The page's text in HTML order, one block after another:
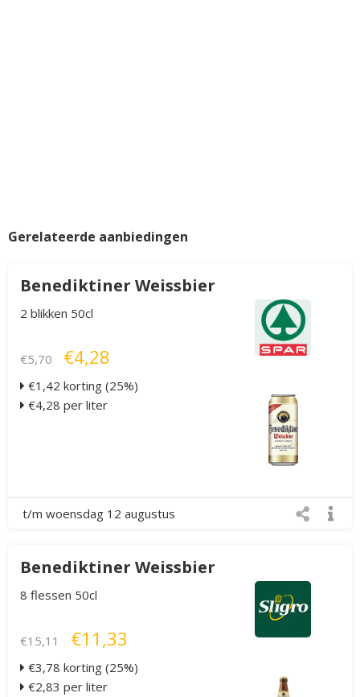
Gerelateerde aanbiedingen
Benediktiner Weissbier
2 blikken 50cl
€5,70 €4,28
€1,42 korting (25%)
€4,28 per liter
t/m woensdag 12 augustus
Benediktiner Weissbier
8 flessen 50cl
€15,11 €11,33
€3,78 korting (25%)
€2,83 per liter